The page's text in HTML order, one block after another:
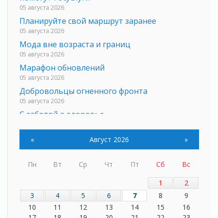
05 августа 2026
Планируйте свой маршрут заранее
05 августа 2026
Мода вне возраста и границ
05 августа 2026
Марафон обновлений
05 августа 2026
Добровольцы огненного фронта
05 августа 2026
С заботой о здоровье
Лучшая из лучших
Пульс региона
«Результат командный, заслуга каждого
ведомства и муниципалитета»
05 августа 2026
« Август 2026 »
Пн Вт Ср Чт Пт Сб
Вс
1
2
3
4 5 6 7 8
9
10
11 12 13 14 15
16